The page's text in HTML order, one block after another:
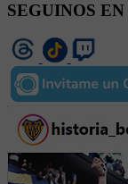
SEGUINOS